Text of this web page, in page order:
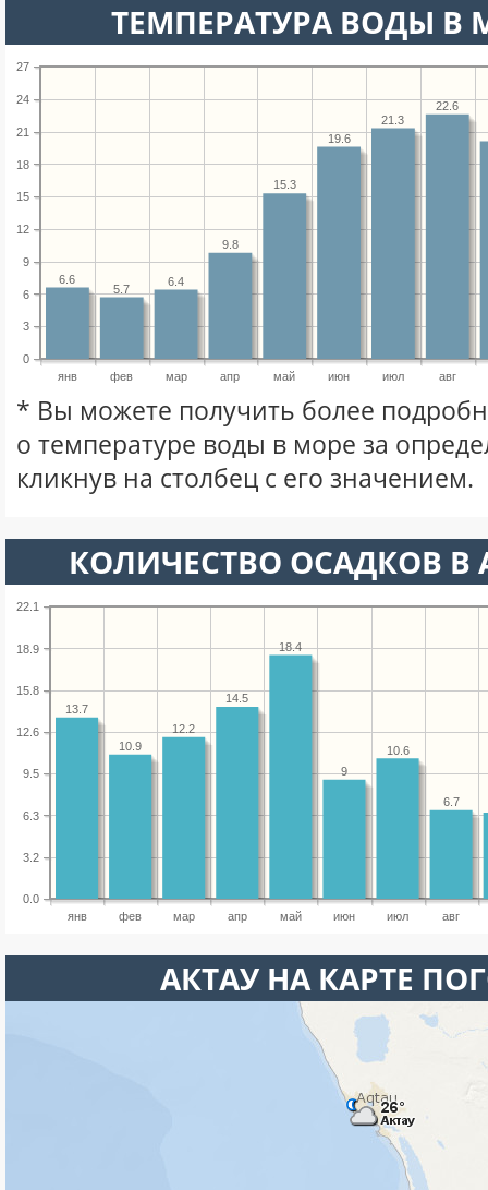
ТЕМПЕРАТУРА ВОДЫ В
янв фев мар апр май июн июл авг
0
3
6
9
12
15
18
21
24
27
22.6
21.3
19.6
15.3
9.8
6.4
5.7
6.6
* Вы можете получить более
о температуре воды в море за
кликнув на столбец с его значением.
КОЛИЧЕСТВО ОСАДКОВ В
янв фев мар апр май июн июл авг
0.0
3.2
6.3
9.5
12.6
15.8
18.9
22.1
6.7
10.6
9
18.4
14.5
12.2
10.9
13.7
АКТАУ НА КАРТЕ